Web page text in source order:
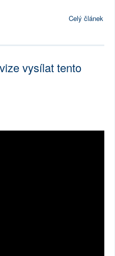
Celý článek
vysílat tento